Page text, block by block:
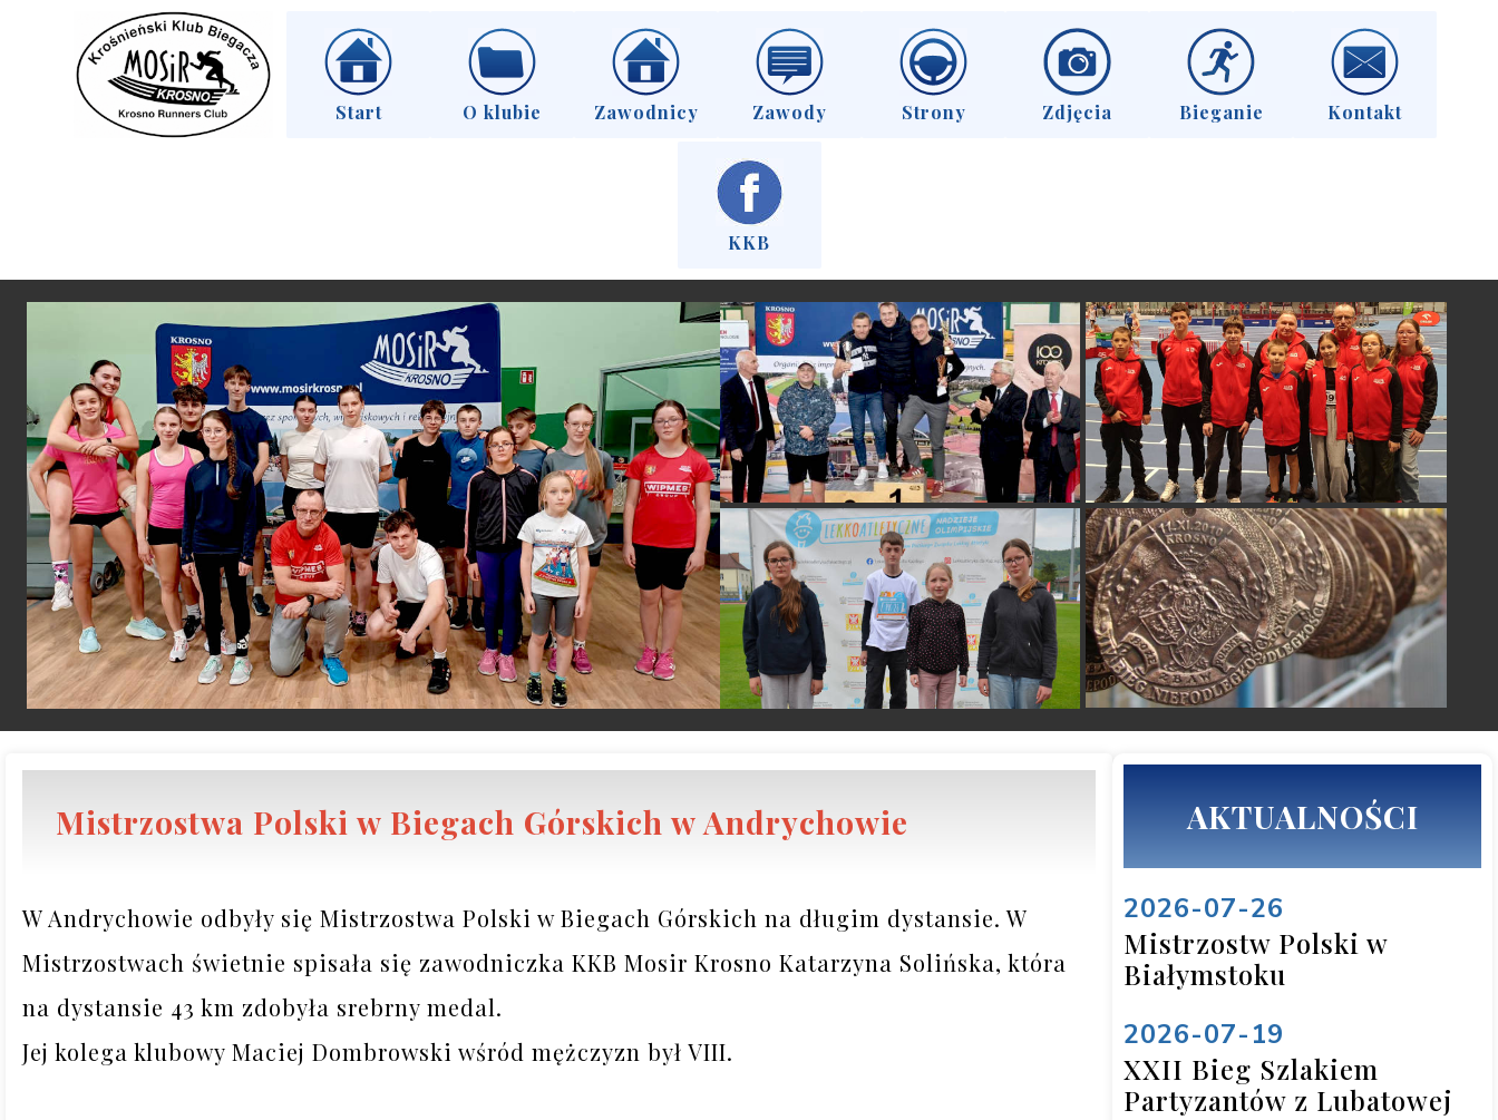
Start O klubie Zawodnicy Zawody Strony Zdjęcia Bieganie Kontakt
KKB
AKTUALNOŚCI
2026-07-26
Mistrzostw Polski w
Białymstoku
2026-07-19
XXII Bieg Szlakiem
Partyzantów z Lubatowej
Mistrzostwa Polski w Biegach Górskich w Andrychowie
W Andrychowie odbyły się Mistrzostwa Polski w Biegach Górskich na długim dystansie. W
Mistrzostwach świetnie spisała się zawodniczka KKB Mosir Krosno Katarzyna Solińska, która
na dystansie 43 km zdobyła srebrny medal.